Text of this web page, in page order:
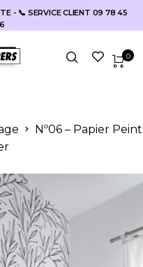
- 📞 SERVICE CLIENT 09 78 45
0
Nº06 – Papier Peint